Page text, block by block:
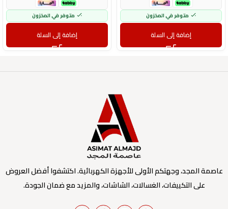
متوفر في المخزون
إضافة إلى السلة
متوفر في المخزون
إضافة إلى السلة
عاصمة المجد، وجهتكم الأولى للأجهزة الكهربائية. اكتشفوا أفضل العروض
على التكييفات، الغسالات، الشاشات، والمزيد مع ضمان الجودة.